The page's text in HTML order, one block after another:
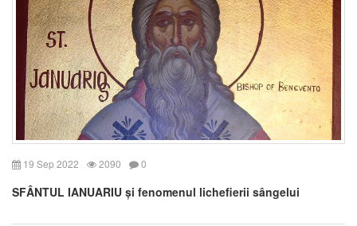
19 Sep 2022 2090 0
SFÂNTUL IANUARIU și fenomenul lichefierii sângelui